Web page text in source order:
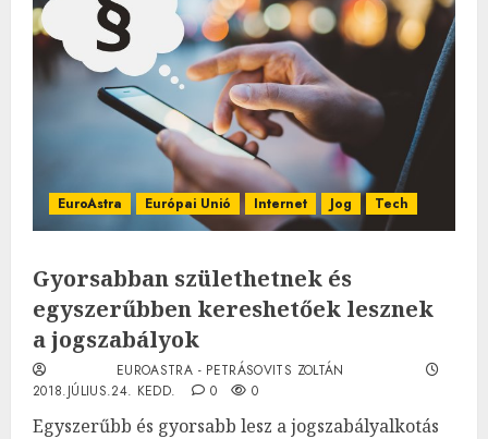
EuroAstra Európai Unió Internet Jog Tech
Gyorsabban születhetnek és
egyszerűbben kereshetőek lesznek
a jogszabályok
EUROASTRA - PETRÁSOVITS ZOLTÁN
2018.JÚLIUS.24. KEDD.
0 0
Egyszerűbb és gyorsabb lesz a jogszabályalkotás